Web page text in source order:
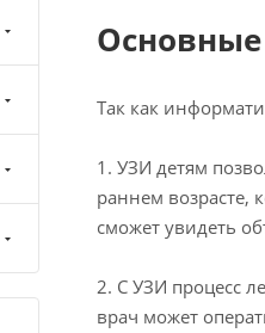
Так как
1. УЗИ детям
раннем возрасте,
сможет увидеть
2. С УЗИ процесс
врач может